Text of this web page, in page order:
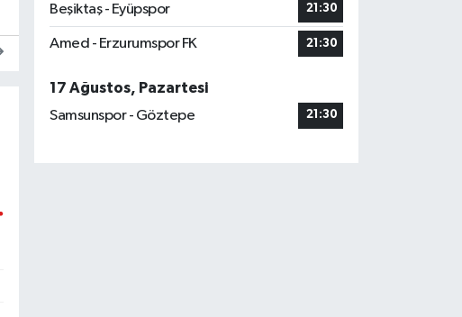
Beşiktaş - Eyüpspor 21:30
Amed - Erzurumspor FK 21:30
17 Ağustos, Pazartesi
Samsunspor - Göztepe
21:30